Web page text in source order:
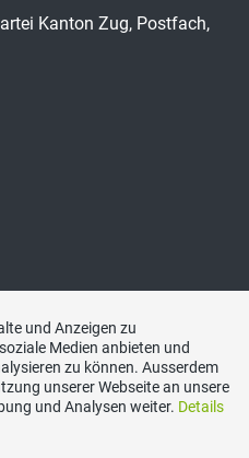
Kanton Zug, Postfach,
|Kontakt
und Anzeigen zu
Medien anbieten und
zu können. Ausserdem
unserer Webseite an unsere
und Analysen weiter. Details